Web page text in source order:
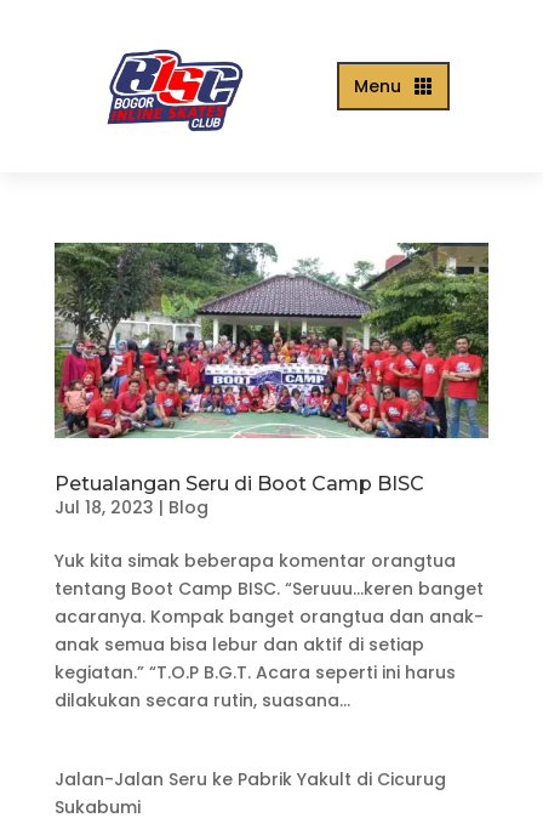

Menu
Petualangan Seru di Boot Camp BISC
Jul 18, 2023 | Blog
Yuk kita simak beberapa komentar orangtua
tentang Boot Camp BISC. “Seruuu…keren banget
acaranya. Kompak banget orangtua dan anak-
anak semua bisa lebur dan aktif di setiap
kegiatan.” “T.O.P B.G.T. Acara seperti ini harus
dilakukan secara rutin, suasana...
Jalan-Jalan Seru ke Pabrik Yakult di Cicurug
Sukabumi